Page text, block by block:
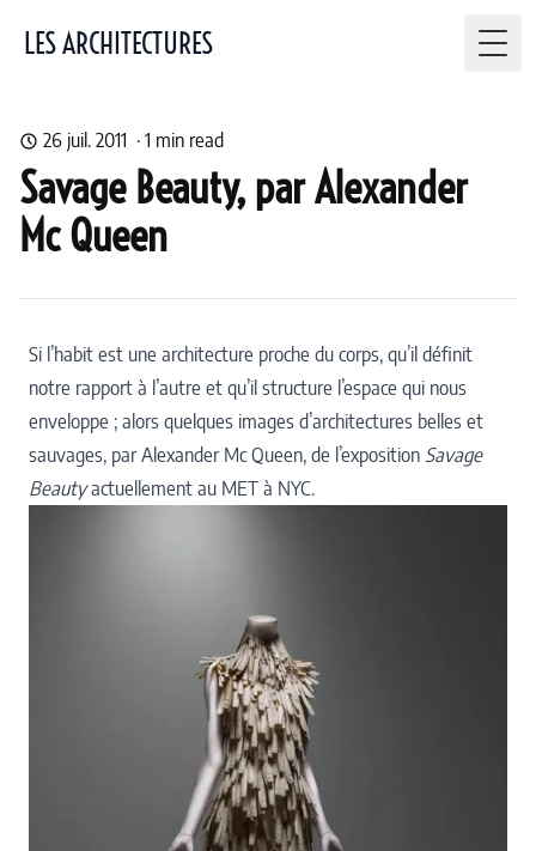
LES ARCHITECTURES
26 juil. 2011 · 1 min read
Savage Beauty, par Alexander
Mc Queen
Si l’habit est une architecture proche du corps, qu’il définit
notre rapport à l’autre et qu’il structure l’espace qui nous
enveloppe ; alors quelques images d’architectures belles et
sauvages, parAlexander Mc Queen, de l’exposition Savage
Beautyactuellement au MET à NYC.